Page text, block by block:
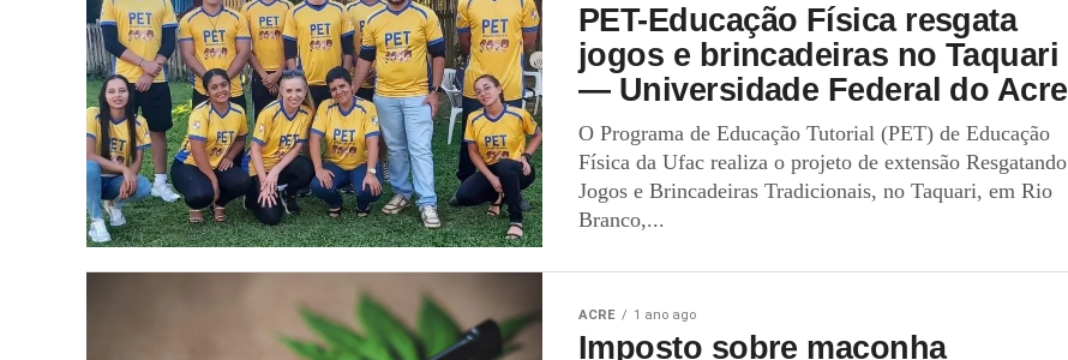
PET-Educação Física resgata
jogos e brincadeiras no Taquari
— Universidade Federal do Acre
O Programa de Educação Tutorial (PET) de Educação
Física da Ufac realiza o projeto de extensão Resgatando
Jogos e Brincadeiras Tradicionais, no Taquari, em Rio
Branco,...
ACRE 1 ano ago
Imposto sobre maconha